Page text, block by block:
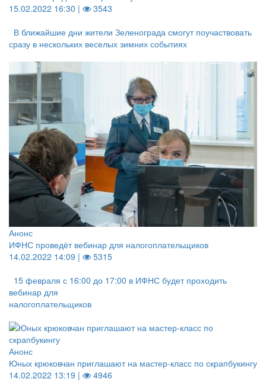
15.02.2022 16:30 |
3543
В ближайшие дни жители Зеленограда смогут поучаствовать
сразу в нескольких веселых зимних событиях
Анонс
ИФНС проведёт вебинар для налогоплательщиков
14.02.2022 14:09 |
5315
15 февраля с 16:00 до 17:00 в ИФНС будет проходить
вебинар для
налогоплательщиков
Анонс
Юных крюковчан приглашают на мастер-класс по скрапбукингу
14.02.2022 13:19 |
4946